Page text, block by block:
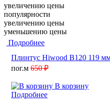
увеличению цены
популярности
увеличению цены
уменьшению цены
Подробнее
Плинтус Hiwood B120 119
пог.м 650 ₽
В корзину
Подробнее